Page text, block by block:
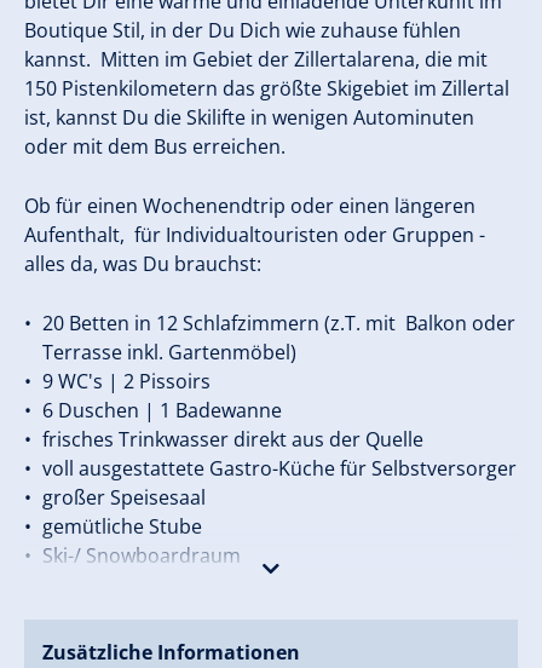
Boutique Stil, in der Du Dich wie zuhause fühlen
kannst. Mitten im Gebiet der Zillertalarena, die mit
150 Pistenkilometern das größte Skigebiet im Zillertal
ist, kannst Du die Skilifte in wenigen Autominuten
oder mit dem Bus erreichen.
Ob für einen Wochenendtrip oder einen längeren
Aufenthalt, für Individualtouristen oder Gruppen -
alles da, was Du brauchst:
20 Betten in 12 Schlafzimmern (z.T. mit Balkon oder
Terrasse inkl. Gartenmöbel)
9 WC's | 2 Pissoirs
6 Duschen | 1 Badewanne
frisches Trinkwasser direkt aus der Quelle
voll ausgestattete Gastro-Küche für Selbstversorger
großer Speisesaal
gemütliche Stube
Ski-/ Snowboardraum
hauseigener Parkplatz für 10 Autos
Garage für Fahrräder / E-Bikes
Zusätzliche Informationen